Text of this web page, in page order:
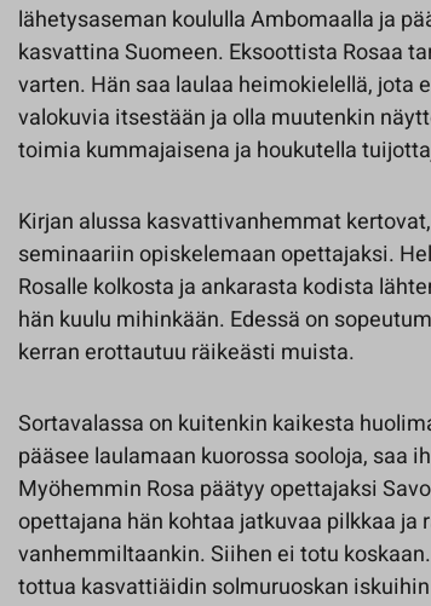
lähetysaseman koululla Ambomaalla ja
kasvattina Suomeen. Eksoottista Rosaa
varten. Hän saa laulaa heimokielellä, jota
valokuvia itsestään ja olla muutenkin
toimia kummajaisena ja houkutella
Kirjan alussa kasvattivanhemmat
seminaariin opiskelemaan opettajaksi.
Rosalle kolkosta ja ankarasta kodista
hän kuulu mihinkään. Edessä on
kerran erottautuu räikeästi muista.
Sortavalassa on kuitenkin kaikesta
pääsee laulamaan kuorossa sooloja, saa
Myöhemmin Rosa päätyy opettajaksi
opettajana hän kohtaa jatkuvaa pilkkaa
vanhemmiltaankin. Siihen ei totu
tottua kasvattiäidin solmuruoskan